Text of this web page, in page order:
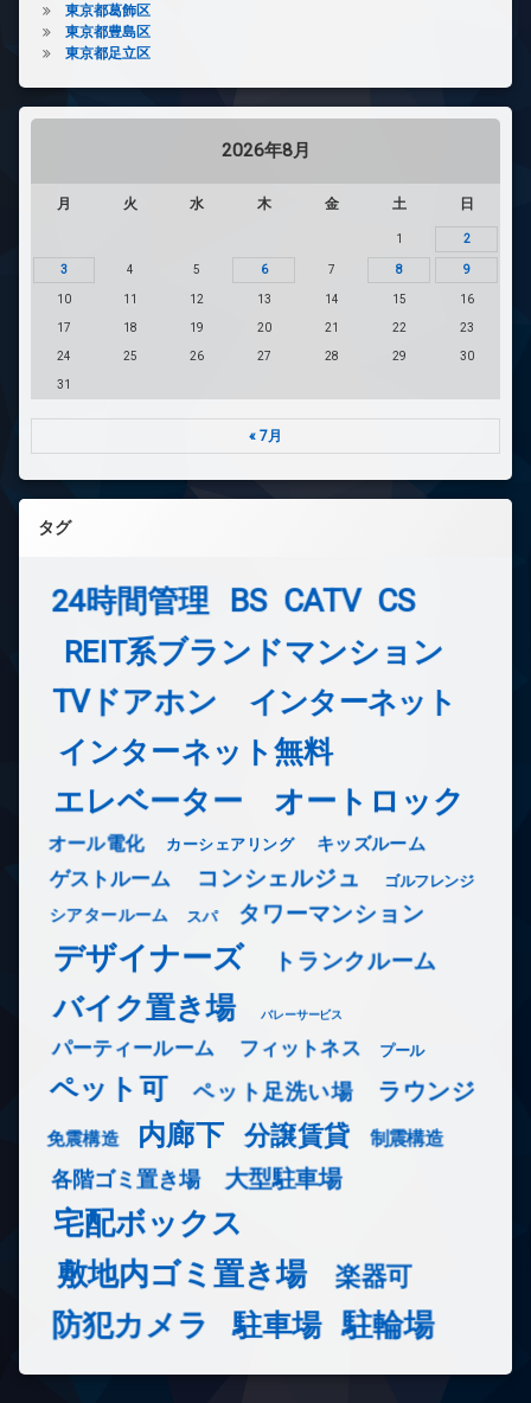
東京都葛飾区
東京都豊島区
東京都足立区
2026年8月
月 火 水 木 金 土 日
1 2
3 4 5 6 7 8 9
10 11 12 13 14 15 16
17 18 19 20 21 22 23
24 25 26 27 28 29 30
31
« 7月
タグ
24時間管理 BS CATV CS
REIT系ブランドマンション
TVドアホン インターネット
インターネット無料
エレベーター オートロック
オール電化 カーシェアリング キッズルーム
ゲストルーム コンシェルジュ ゴルフレンジ
シアタールーム スパ タワーマンション
デザイナーズ トランクルーム
バイク置き場 バレーサービス
パーティールーム フィットネス プール
ペット可 ペット足洗い場 ラウンジ
免震構造 内廊下 分譲賃貸 制震構造
各階ゴミ置き場 大型駐車場
宅配ボックス
敷地内ゴミ置き場
楽器可
防犯カメラ 駐車場 駐輪場